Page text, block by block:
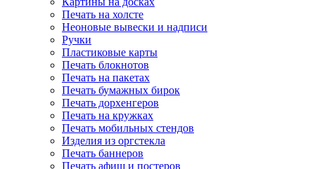
Печать на холсте
Неоновые вывески и надписи
Ручки
Пластиковые карты
Печать блокнотов
Печать на пакетах
Печать бумажных бирок
Печать дорхенгеров
Печать на кружках
Печать мобильных стендов
Изделия из оргстекла
Печать баннеров
Печать афиш и постеров